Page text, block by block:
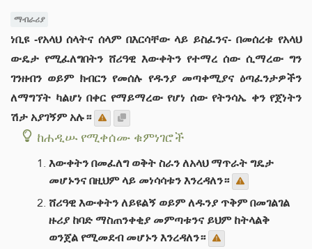
ማብራሪያ
ነቢዩ -የአላህ ሰላትና ሰላም በእርሳቸው ላይ ይስፈንና- በመሰረቱ የአላህ
ውዴታ የሚፈለግበትን ሸሪዓዊ እውቀትን የተማረ ሰው ሲማረው ግን
ገንዘብን ወይም ክብርን የመሰሉ የዱንያ መጣቀሚያና ዕጣፈንታዎችን
ለማግኘት ካልሆነ በቀር የማይማረው የሆነ ሰው የትንሳኤ ቀን የጀነትን
ሽታ አያገኝም አሉ።
ከሐዲሡ የሚቀሰሙ ቁምነገሮች
እውቀትን በመፈለግ ወቅት ስራን ለአላህ ማጥራት ግዴታ
መሆኑንና በዚህም ላይ መነሳሳቱን እንረዳለን።
ሸሪዓዊ እውቀትን ለይዩልኝ ወይም ለዱንያ ጥቅም በመገልገል
ዙሪያ ከባድ ማስጠንቀቂያ መምጣቱንና ይህም ከትላልቅ
ወንጀል የሚመደብ መሆኑን እንረዳለን።